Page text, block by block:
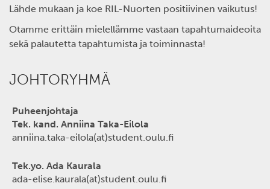
Lähde mukaan ja koe RIL-Nuorten positiivinen vaikutus!
Otamme erittäin mielellämme vastaan tapahtumaideoita
sekä palautetta tapahtumista ja toiminnasta!
JOHTORYHMÄ
Puheenjohtaja
Tek. kand. Anniina Taka-Eilola
anniina.taka-eilola(at)student.oulu.fi
Tek.yo. Ada Kaurala
ada-elise.kaurala(at)student.oulu.fi